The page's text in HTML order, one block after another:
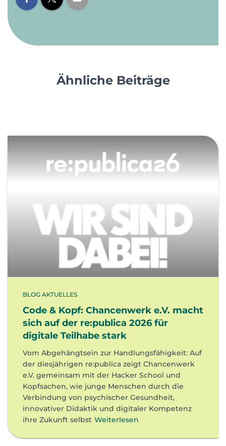
Ähnliche Beiträge
BLOG AKTUELLES
Code & Kopf: Chancenwerk e.V. macht
sich auf der re:publica 2026 für
digitale Teilhabe stark
Vom Abgehängtsein zur Handlungsfähigkeit: Auf
der diesjährigen re:publica zeigt Chancenwerk
e.V. gemeinsam mit der Hacker School und
Kopfsachen, wie junge Menschen durch die
Verbindung von psychischer Gesundheit,
innovativer Didaktik und digitaler Kompetenz
ihre Zukunft selbst Weiterlesen